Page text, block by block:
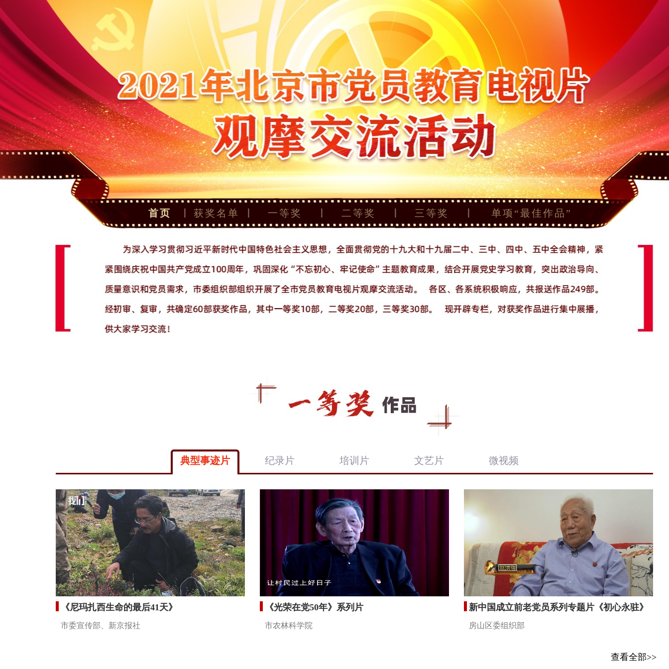
首页 获奖名单 一等奖 二等奖 三等奖 单项“最佳作品”
典型事迹片 纪录片 培训片 文艺片 微视频
《尼玛扎西生命的最后41天》
市委宣传部、新京报社
《光荣在党50年》系列片
市农林科学院
新中国成立前老党员系列专题片《初心永驻》
房山区委组织部
查看全部>>